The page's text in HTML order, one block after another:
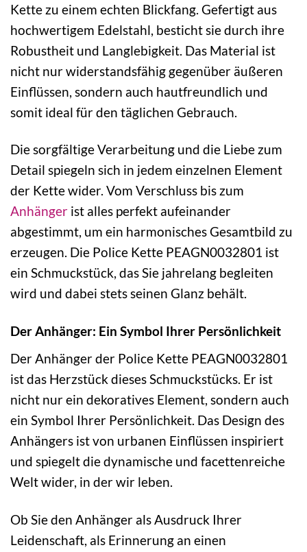
Kette zu einem echten Blickfang. Gefertigt aus
hochwertigem Edelstahl, besticht sie durch ihre
Robustheit und Langlebigkeit. Das Material ist
nicht nur widerstandsfähig gegenüber äußeren
Einflüssen, sondern auch hautfreundlich und
somit ideal für den täglichen Gebrauch.
Die sorgfältige Verarbeitung und die Liebe zum
Detail spiegeln sich in jedem einzelnen Element
der Kette wider. Vom Verschluss bis zum
Anhänger ist alles perfekt aufeinander
abgestimmt, um ein harmonisches Gesamtbild zu
erzeugen. Die Police Kette PEAGN0032801 ist
ein Schmuckstück, das Sie jahrelang begleiten
wird und dabei stets seinen Glanz behält.
Der Anhänger: Ein Symbol Ihrer Persönlichkeit
Der Anhänger der Police Kette PEAGN0032801
ist das Herzstück dieses Schmuckstücks. Er ist
nicht nur ein dekoratives Element, sondern auch
ein Symbol Ihrer Persönlichkeit. Das Design des
Anhängers ist von urbanen Einflüssen inspiriert
und spiegelt die dynamische und facettenreiche
Welt wider, in der wir leben.
Ob Sie den Anhänger als Ausdruck Ihrer
Leidenschaft, als Erinnerung an einen